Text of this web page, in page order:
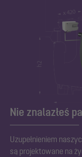
Nie znalazłeś
Uzupełnieniem
są projektowane na